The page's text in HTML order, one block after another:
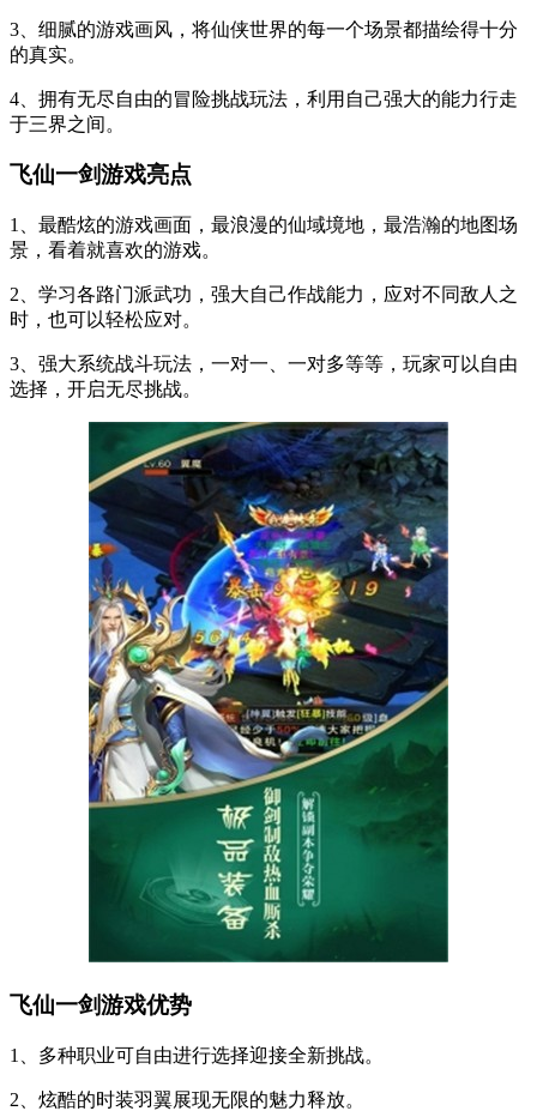
3、细腻的游戏画风，将仙侠世界的每一个场景都描绘得十分
的真实。
4、拥有无尽自由的冒险挑战玩法，利用自己强大的能力行走
于三界之间。
飞仙一剑游戏亮点
1、最酷炫的游戏画面，最浪漫的仙域境地，最浩瀚的地图场
景，看着就喜欢的游戏。
2、学习各路门派武功，强大自己作战能力，应对不同敌人之
时，也可以轻松应对。
3、强大系统战斗玩法，一对一、一对多等等，玩家可以自由
选择，开启无尽挑战。
飞仙一剑游戏优势
1、多种职业可自由进行选择迎接全新挑战。
2、炫酷的时装羽翼展现无限的魅力释放。